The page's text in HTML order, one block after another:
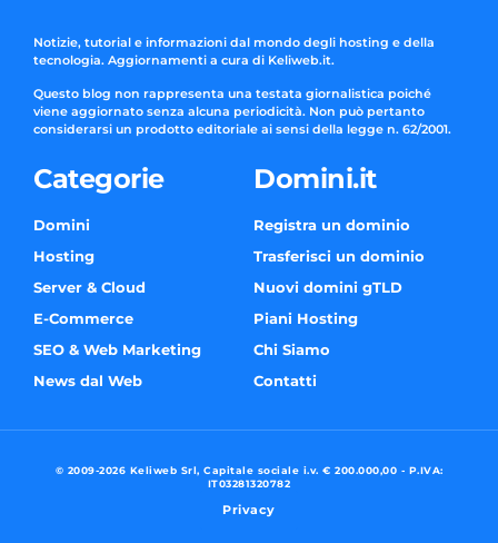
Notizie, tutorial e informazioni dal mondo degli hosting e della
tecnologia. Aggiornamenti a cura di Keliweb.it.
Questo blog non rappresenta una testata giornalistica poiché
viene aggiornato senza alcuna periodicità. Non può pertanto
considerarsi un prodotto editoriale ai sensi della legge n. 62/2001.
Categorie
Domini
Hosting
Server & Cloud
E-Commerce
SEO & Web Marketing
News dal Web
Domini.it
Registra un dominio
Trasferisci un dominio
Nuovi domini gTLD
Piani Hosting
Chi Siamo
Contatti
© 2009-2026 Keliweb Srl, Capitale sociale i.v. € 200.000,00 - P.IVA:
IT03281320782
Privacy